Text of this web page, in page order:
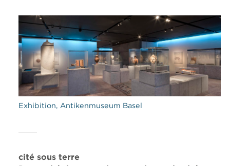
Exhibition, Antikenmuseum Basel
cité sous terre